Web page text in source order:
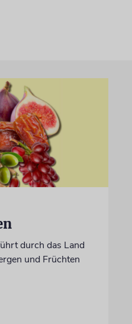
durch das Land
und Früchten